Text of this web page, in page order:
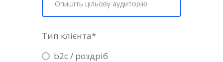
Тип клієнта*
b2c / роздріб